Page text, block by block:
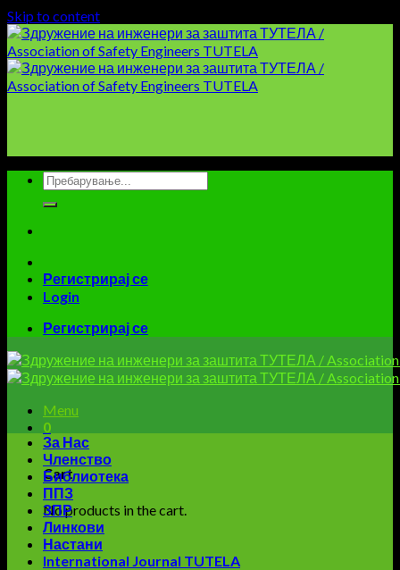
Skip to content
Регистрирај се
Login
Регистрирај се
Menu
0
Cart
No products in the cart.
За Нас
Членство
Библиотека
ППЗ
ЗПР
Линкови
Настани
International Journal TUTELA